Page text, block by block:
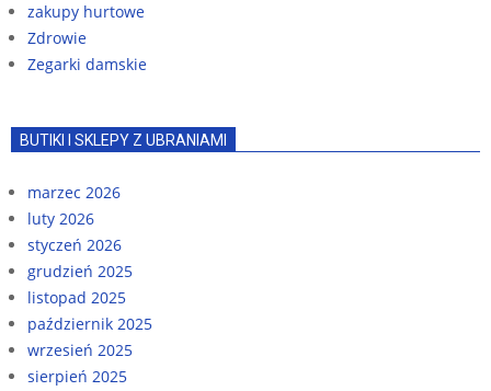
zakupy hurtowe
Zdrowie
Zegarki damskie
BUTIKI I SKLEPY Z UBRANIAMI
marzec 2026
luty 2026
styczeń 2026
grudzień 2025
listopad 2025
październik 2025
wrzesień 2025
sierpień 2025